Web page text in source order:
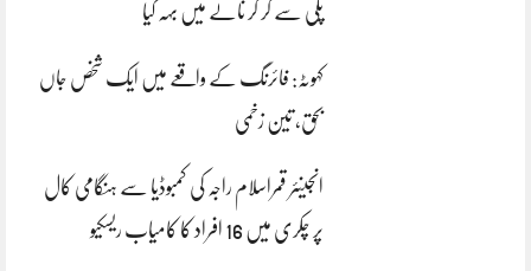
پلی سے گر کر نالے میں بہہ گیا
کہوٹہ: فائرنگ کے واقعے میں ایک شخص جاں
بحق، تین زخمی
انجینئر قمراسلام راجہ کی کمبوڈیا سے ہنگامی کال
پر چکری میں 16 افراد کا کامیاب ریسکیو